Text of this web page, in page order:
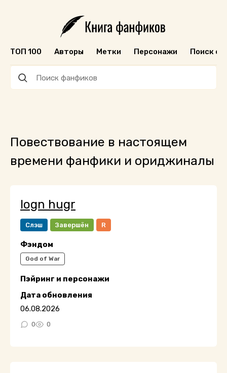
ТОП 100 Авторы Метки Персонажи Поиск
Повествование в настоящем
времени фанфики и ориджиналы
logn hugr
Слэш Завершён R
Фэндом
God of War
Пэйринг и персонажи
Дата обновления
06.08.2026
0 0